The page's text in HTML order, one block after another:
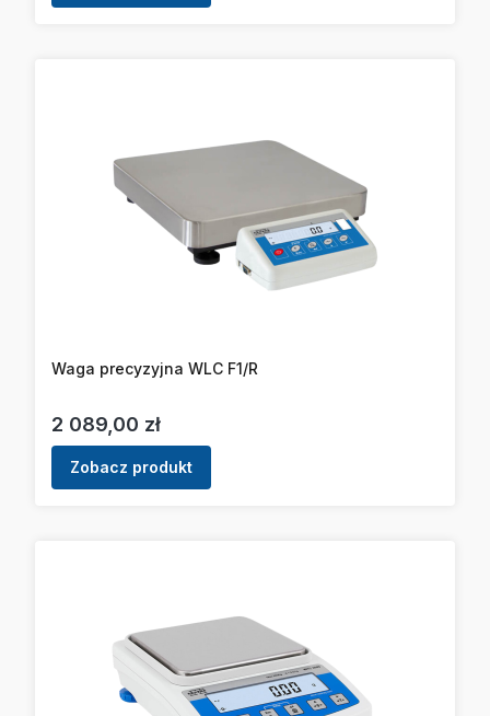
Waga precyzyjna WLC F1/R
Cena
2 089,00 zł
Zobacz produkt